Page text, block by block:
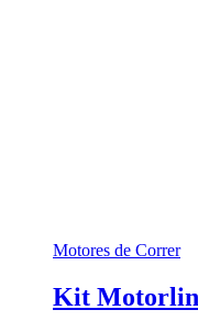
Motores de Correr
Kit